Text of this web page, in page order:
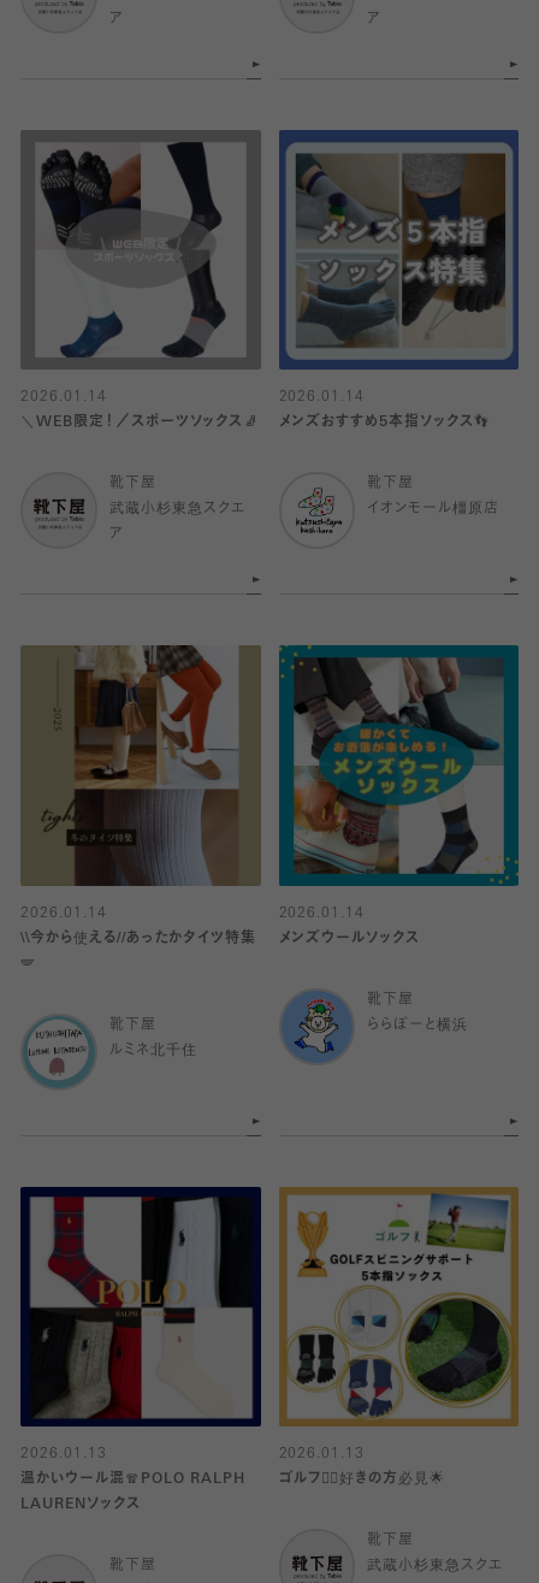
ア
ア
2026.01.14
＼WEB限定！／スポーツソックス🧦
靴下屋
武蔵小杉東急スクエ
ア
2026.01.14
メンズおすすめ5本指ソックス👣
靴下屋
イオンモール橿原店
2026.01.14
\\今から使える//あったかタイツ特集
🪽
靴下屋
ルミネ北千住
2026.01.14
メンズウールソックス
靴下屋
ららぽーと横浜
2026.01.13
温かいウール混🧣POLO RALPH
LAURENソックス
靴下屋
2026.01.13
ゴルフ🏌️‍♂️好きの方必見🌟
靴下屋
武蔵小杉東急スクエ